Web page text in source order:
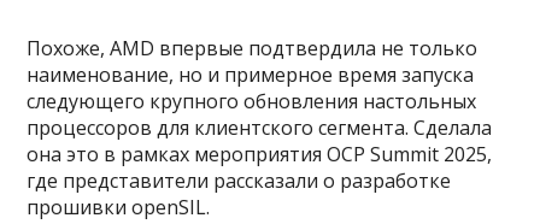
Похоже, AMD впервые подтвердила не только
наименование, но и примерное время запуска
следующего крупного обновления настольных
процессоров для клиентского сегмента. Сделала
она это в рамках мероприятия OCP Summit 2025,
где представители рассказали о разработке
прошивки openSIL.